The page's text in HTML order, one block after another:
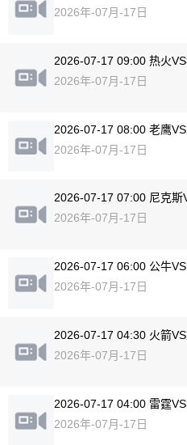
2026年-07月-17日
2026-07-17 09:00 热火
2026年-07月-17日
2026-07-17 08:00 老鹰
2026年-07月-17日
2026-07-17 07:00 尼克斯
2026年-07月-17日
2026-07-17 06:00 公牛
2026年-07月-17日
2026-07-17 04:30 火箭VS
2026年-07月-17日
2026-07-17 04:00 雷霆
2026年-07月-17日